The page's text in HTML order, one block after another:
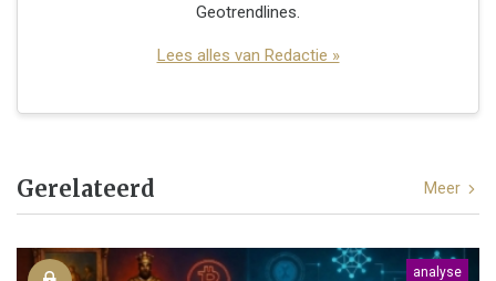
Geotrendlines.
Lees alles van Redactie »
Gerelateerd Meer
analyse